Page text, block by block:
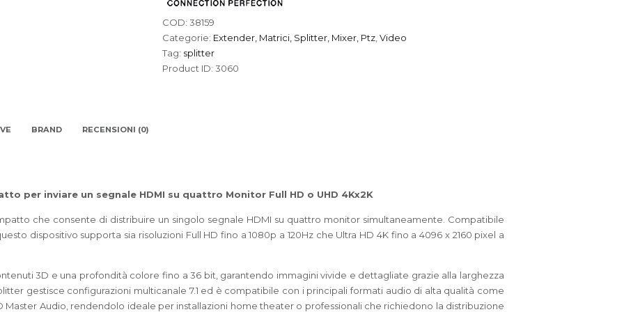
COD: 38159
Categorie: Extender, Matrici, Splitter, Mixer, Ptz Video
Tag: splitter
Product ID: 3060
BRAND RECENSIONI (0)
per inviare un segnale HDMI su quattro Monitor Full HD o UHD 4Kx2K
che consente di distribuire un singolo segnale HDMI su quattro monitor simultaneamente. Compatibile
dispositivo supporta sia risoluzioni Full HD fino a 1080p a 120Hz che Ultra HD 4K fino a 4096 x 2160 pixel a
3D e una profondità colore fino a 36 bit, garantendo immagini vivide e dettagliate grazie alla larghezza
gestisce configurazioni multicanale 7.1 ed è compatibile con i principali formati audio di alta qualità come
Master Audio, rendendolo ideale per installazioni home theater o professionali che richiedono la distribuzione